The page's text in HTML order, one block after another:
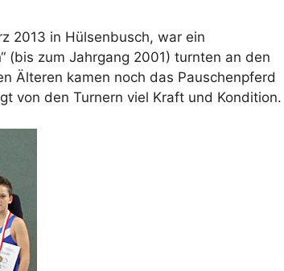
2013 in Hülsenbusch, war ein
(bis zum Jahrgang 2001) turnten an den
Älteren kamen noch das Pauschenpferd
von den Turnern viel Kraft und Kondition.